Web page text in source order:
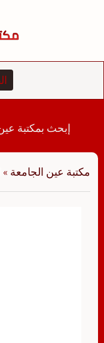
إبحث بمكتبة عين
مكتبة عين الجامعة »